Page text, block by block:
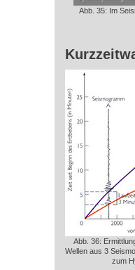
Abb. 35: Im
Abb. 36:
Wellen aus 3
zum